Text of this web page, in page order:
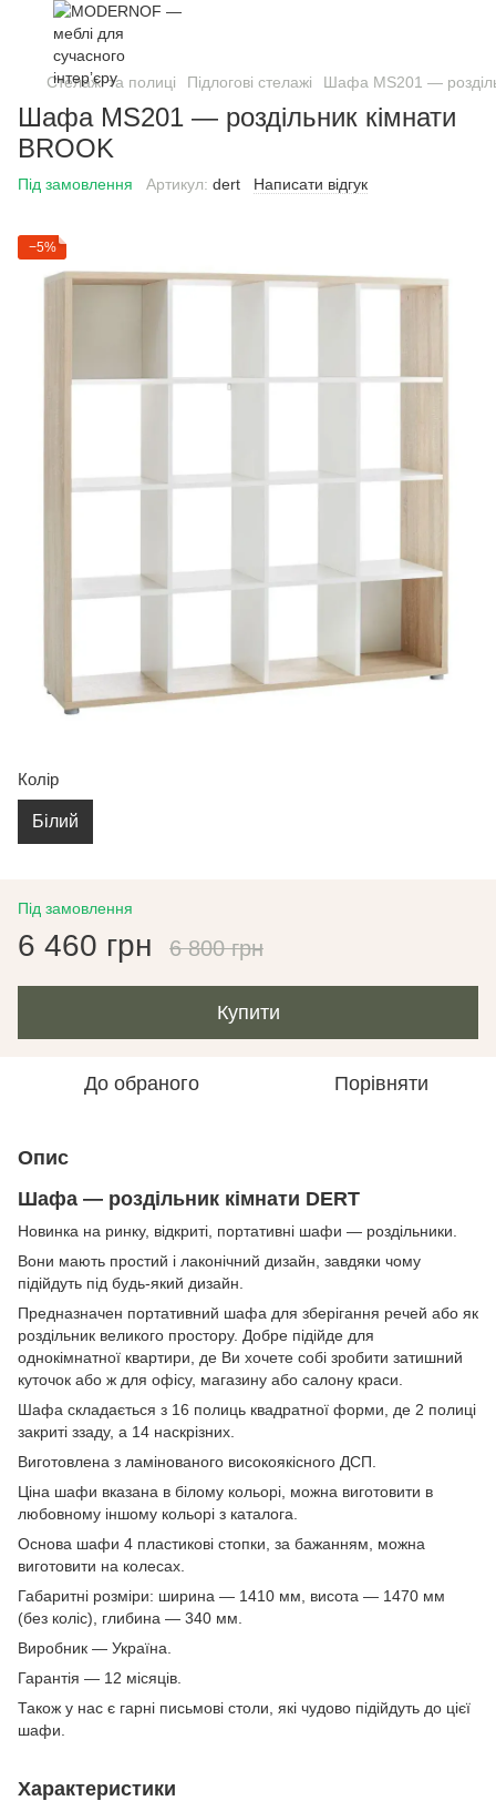
Стелажі та полиці Підлогові стелажі Шафа MS201 —
Шафа MS201 — роздільник кімнати
BROOK
Під замовлення Артикул: dert Написати відгук
−5%
Колір
Білий
Під замовлення
6 460 грн 6 800 грн
Купити
До обраного Порівняти
Опис
Шафа — роздільник кімнати DERT
Новинка на ринку, відкриті, портативні шафи — роздільники.
Вони мають простий і лаконічний дизайн, завдяки чому
підійдуть під будь-який дизайн.
Предназначен портативний шафа для зберігання речей або як
роздільник великого простору. Добре підійде для
однокімнатної квартири, де Ви хочете собі зробити затишний
куточок або ж для офісу, магазину або салону краси.
Шафа складається з 16 полиць квадратної форми, де 2 полиці
закриті ззаду, а 14 наскрізних.
Виготовлена з ламінованого високоякісного ДСП.
Ціна шафи вказана в білому кольорі, можна виготовити в
любовному іншому кольорі з каталога.
Основа шафи 4 пластикові стопки, за бажанням, можна
виготовити на колесах.
Габаритні розміри: ширина — 1410 мм, висота — 1470 мм
(без коліс), глибина — 340 мм.
Виробник — Україна.
Гарантія — 12 місяців.
Також у нас є гарні письмові столи, які чудово підійдуть до цієї
шафи.
Характеристики